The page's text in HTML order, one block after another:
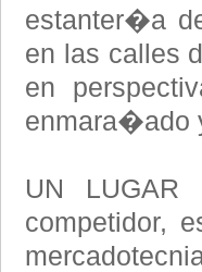
estanter�a
en las calles
en
enmara�ado
UN
competidor,